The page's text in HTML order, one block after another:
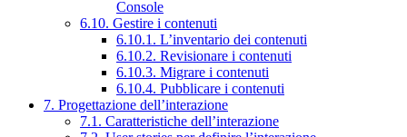
Console
6.10. Gestire i contenuti
6.10.1. L’inventario dei contenuti
6.10.2. Revisionare i contenuti
6.10.3. Migrare i contenuti
6.10.4. Pubblicare i contenuti
7. Progettazione dell’interazione
7.1. Caratteristiche dell’interazione